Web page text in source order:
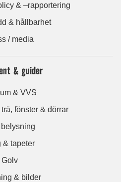
& –rapportering
& hållbarhet
/ media
& guider
& VVS
fönster & dörrar
belysning
& tapeter
Golv
& bilder